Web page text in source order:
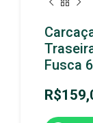
Fusca
R$